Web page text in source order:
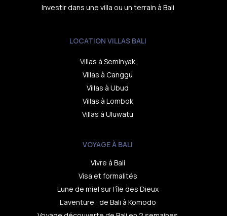
Investir dans une villa ou un terrain à Bali
LOCATION VILLAS BALI
Villas à Seminyak
Villas à Canggu
Villas à Ubud
Villas à Lombok
Villas à Uluwatu
VOYAGE À BALI
Vivre à Bali
Visa et formalités
Lune de miel sur l’île des Dieux
L’aventure : de Bali à Komodo